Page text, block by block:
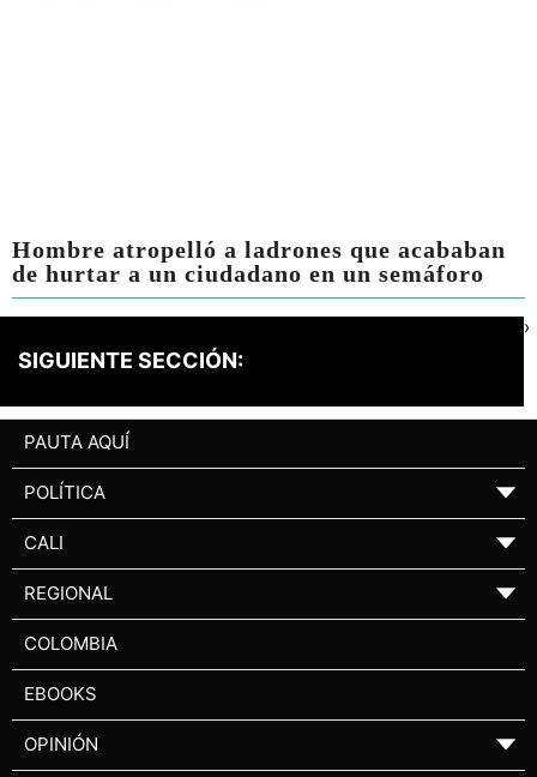
Hombre atropelló a ladrones que acababan
de hurtar a un ciudadano en un semáforo
SIGUIENTE SECCIÓN:
›
PAUTA AQUÍ
POLÍTICA ▼
CALI ▼
REGIONAL ▼
COLOMBIA
EBOOKS
OPINIÓN ▼